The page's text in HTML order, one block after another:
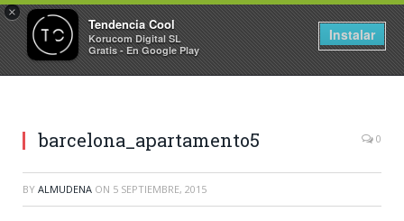
×
Tendencia Cool
Korucom Digital SL
Gratis - En Google Play
Instalar
barcelona_apartamento5 0
BY ALMUDENA ON 5 SEPTIEMBRE, 2015